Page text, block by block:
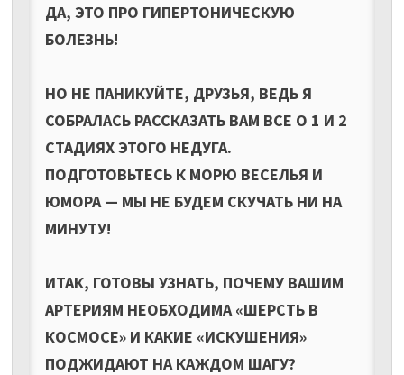
ДА, ЭТО ПРО ГИПЕРТОНИЧЕСКУЮ
БОЛЕЗНЬ!
НО НЕ ПАНИКУЙТЕ, ДРУЗЬЯ, ВЕДЬ Я
СОБРАЛАСЬ РАССКАЗАТЬ ВАМ ВСЕ О 1 И 2
СТАДИЯХ ЭТОГО НЕДУГА.
ПОДГОТОВЬТЕСЬ К МОРЮ ВЕСЕЛЬЯ И
ЮМОРА — МЫ НЕ БУДЕМ СКУЧАТЬ НИ НА
МИНУТУ!
ИТАК, ГОТОВЫ УЗНАТЬ, ПОЧЕМУ ВАШИМ
АРТЕРИЯМ НЕОБХОДИМА «ШЕРСТЬ В
КОСМОСЕ» И КАКИЕ «ИСКУШЕНИЯ»
ПОДЖИДАЮТ НА КАЖДОМ ШАГУ?